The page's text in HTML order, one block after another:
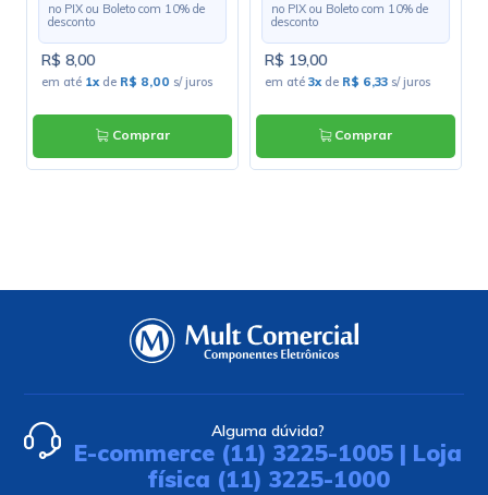
no PIX ou Boleto com 10% de
desconto
R$ 8,00
em até 1xde R$ 8,00 s/ juros
Comprar
no PIX ou Boleto com 10% de
desconto
R$ 19,00
em até 3xde R$ 6,33s/ juros
Comprar
Alguma dúvida?
E-commerce (11) 3225-1005 | Loja
física (11) 3225-1000